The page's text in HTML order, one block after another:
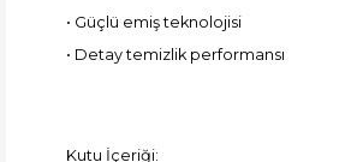
• Güçlü emiş teknolojisi
• Detay temizlik performansı
Kutu İçeriği: